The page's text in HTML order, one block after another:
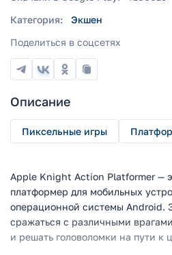
Категория:
Экшен
Поделиться в соцсетях
Описание
Пиксельные игры
Apple Knight Action Platformer —
платформер для мобильных
операционной системы Android.
сражаться с различными
и решать головоломки на пути к